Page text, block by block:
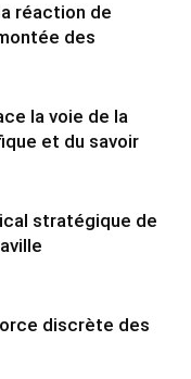
réaction de
des
la voie de la
et du savoir
stratégique de
discrète des